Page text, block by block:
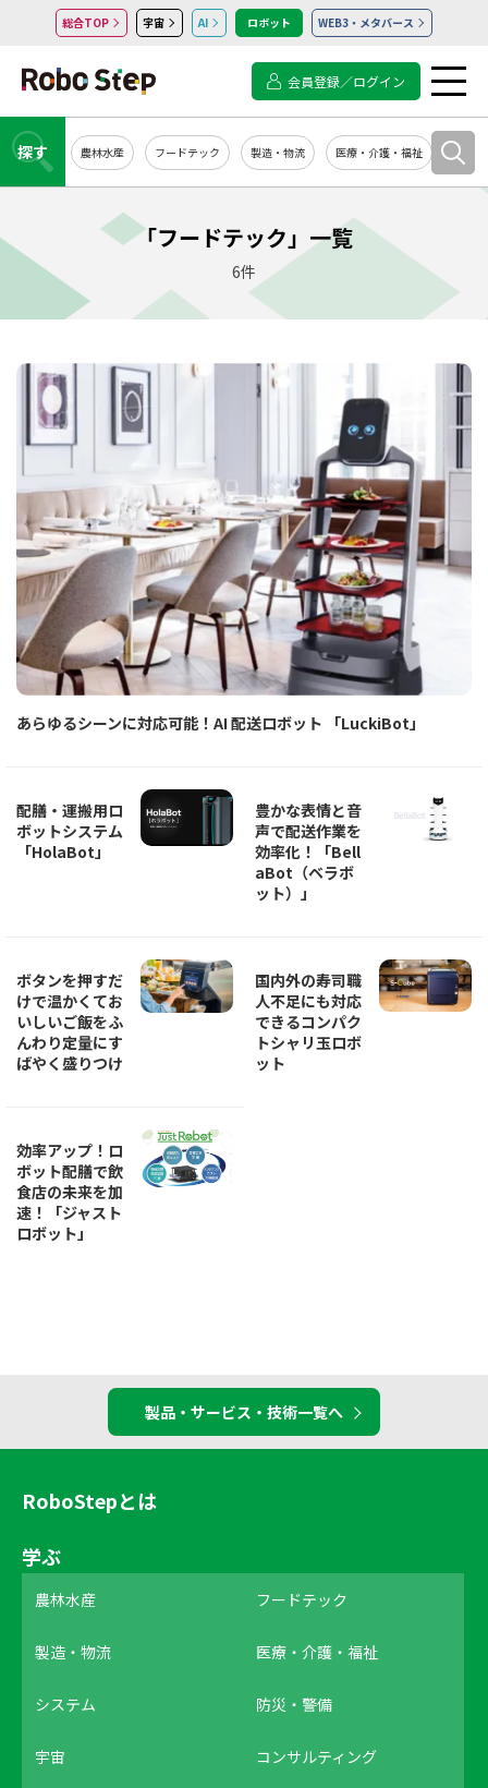
総合TOP 宇宙 AI ロボット WEB3・メタバース
会員登録／ログイン
探す 農林水産 フードテック 製造・物流 医療・介護・福祉 シス
「フードテック」一覧
6件
あらゆるシーンに対応可能！AI 配送ロボット 「LuckiBot」
配膳・運搬用ロ
ボットシステム
「HolaBot」
豊かな表情と音
声で配送作業を
効率化！「Bell
aBot（ベラボ
ット）」
ボタンを押すだ
けで温かくてお
いしいご飯をふ
んわり定量に​す
ばやく盛りつけ
国内外の寿司職
人不足にも対応
できるコンパク
トシャリ玉ロボ
ット
効率アップ！ロ
ボット配膳で飲
食店の未来を加
速！「ジャスト
ロボット」
製品・サービス・技術一覧へ
RoboStepとは
学ぶ
農林水産 フードテック
製造・物流 医療・介護・福祉
システム 防災・警備
宇宙 コンサルティング